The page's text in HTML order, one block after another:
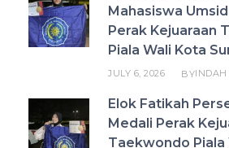
Mahasiswa
Perak Kejuaraan
Piala Wali Kota
JULY 6, 2026 BY
Elok Fatikah
Medali Perak
Taekwondo Piala